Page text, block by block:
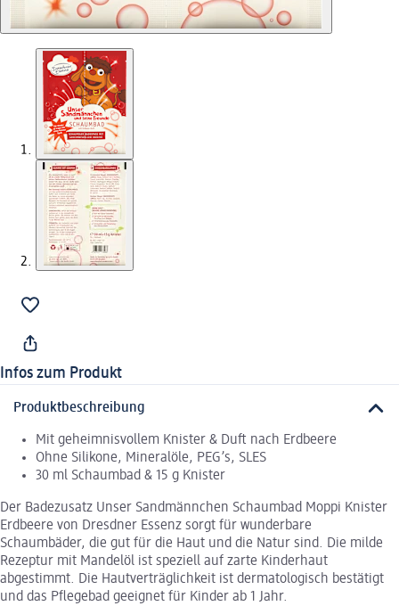
Infos zum Produkt
Produktbeschreibung
Mit geheimnisvollem Knister & Duft nach Erdbeere
Ohne Silikone, Mineralöle, PEG’s, SLES
30 ml Schaumbad & 15 g Knister
Der Badezusatz Unser Sandmännchen Schaumbad Moppi Knister
Erdbeere von Dresdner Essenz sorgt für wunderbare
Schaumbäder, die gut für die Haut und die Natur sind. Die milde
Rezeptur mit Mandelöl ist speziell auf zarte Kinderhaut
abgestimmt. Die Hautverträglichkeit ist dermatologisch bestätigt
und das Pflegebad geeignet für Kinder ab 1 Jahr.